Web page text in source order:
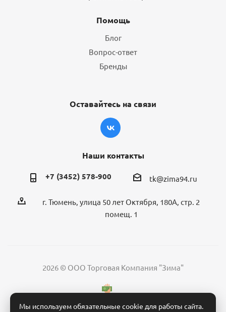
Помощь
Блог
Вопрос-ответ
Бренды
Оставайтесь на связи
Наши контакты
+7 (3452) 578-900 tk@zima94.ru
г. Тюмень, улица 50 лет Октября, 180А, стр. 2
помещ. 1
2026 © ООО Торговая Компания "Зима"
Мы используем обязательные cookie для работы сайта.